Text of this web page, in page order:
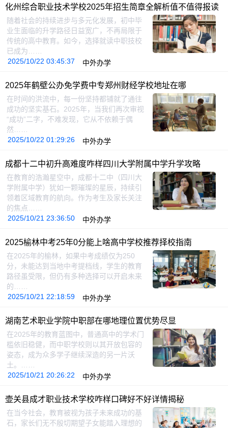
化州综合职业技术学校2025年招生简章全解析值不值得报读
随着社会的持续进步与多元化发展，初中毕
业生面临的升学路径日益宽广，不再局限于
传统的高中教育。如今，选择就读中职技校
已成为……
2025/10/22 03:45:37
中外办学
2025年鹤壁公办免学费中专郑州财经学校地址在哪
在时间的洪流中，每一份坚持都铺就了通往
成功的坚实基石。2025年，当我们再次审视
“成功”二字，不难发现，它从不依赖于偶
然……
2025/10/22 01:29:26
中外办学
成都十二中初升高难度咋样四川大学附属中学升学攻略
在教育的浩瀚星空中，成都十二中（四川大
学附属中学）犹如一颗璀璨的星辰，持续引
领着区域教育的航向。作为考生及家长关注
的焦点……
2025/10/21 23:36:50
中外办学
2025榆林中考25年0分能上啥高中学校推荐择校指南
在2025年的榆林，如果中考成绩仅为250
分，未能达到当地中考提档线，学生的教育
路径虽受限，但仍有多种选择可以开启未来
的……
2025/10/21 22:18:59
中外办学
湖南艺术职业学院中职部在哪地理位置优势尽显
在2025年的教育蓝图中，普通高中的学术门
槛依旧稳健，而中职学校则以其开放包容的
姿态，成为众多学子继续深造的另一片沃
土。……
2025/10/21 20:26:22
中外办学
壶关县成才职业技术学校咋样口碑好不好详情揭秘
在当今社会，教育被视为孩子未来成功的基
石，家长们无不殷切期望子女能踏入理想的